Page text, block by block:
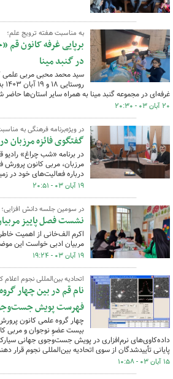
به مناسبت هفته ترویج علم؛
برپایی غرفه کانون
در گنبد مینا
سید محمد محبی مربی علمی
غرفه‌ای در مجموعه گنبد مینا به همراه سایر استان‌ها حاضر
۲۰ آبان ۰۳ - ۲۰:۳۰
در ویژه‌برنامه فرهنگی به
گفتگوی فائزه مرزبان
در برنامه «شب چراغ» رادیو
مرزبان، مربی کانون پرورش
درباره فعالیت‌های خود در
۱۹ آبان ۰۳ - ۲۰:۵۱
در سومین جلسه دانش افزایی؛
نشست فصل پاییز
اکرم الف‌خانی از اهمیت
مربیان ادبی خواست این
۱۹ آبان ۰۳ - ۱۹:۲۴
اتحادیه بین‌المللی نجوم اعلام
نام قم در بین چهار
فهرست پویش
چهار گروه علمی کانون
بیست عضوِ نوجوان و مربی
داده‌کاوی‌های نرم‌افزاری در پویش جست‌وجوی جهانی
پایانی تأییدشدگان از سوی اتحادیه بین‌المللی نجوم قرار
۱۵ آبان ۰۳ - ۱۰:۵۸